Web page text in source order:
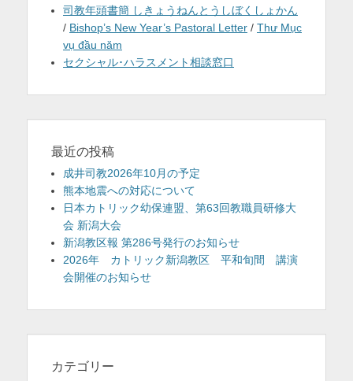
司教年頭書簡 しきょうねんとうしぼくしょかん
/ Bishop’s New Year’s Pastoral Letter / Thư Mục
vụ đầu năm
セクシャル･ハラスメント相談窓口
最近の投稿
成井司教2026年10月の予定
熊本地震への対応について
日本カトリック幼保連盟、第63回教職員研修大
会 新潟大会
新潟教区報 第286号発行のお知らせ
2026年 カトリック新潟教区 平和旬間 講演
会開催のお知らせ
カテゴリー